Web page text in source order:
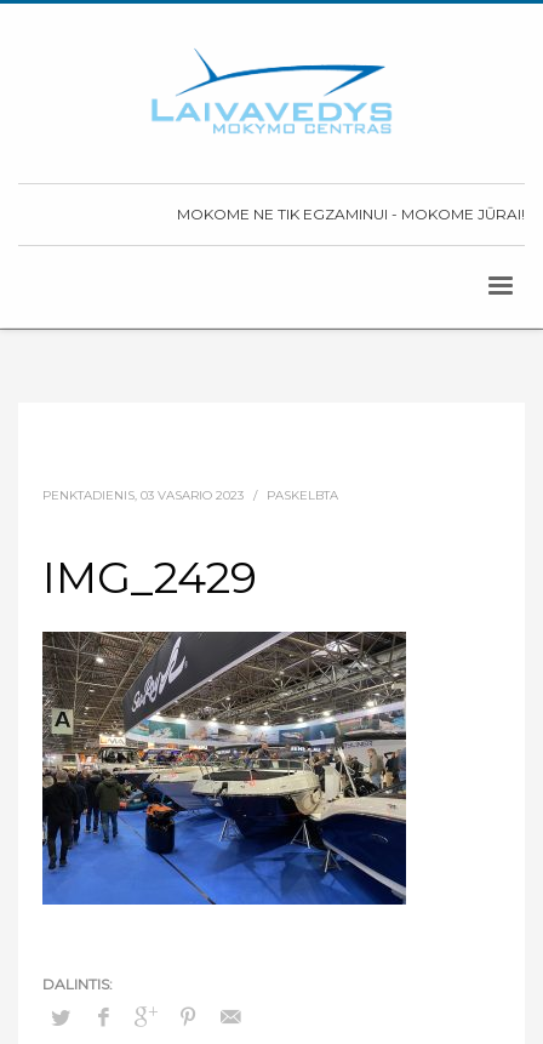
MOKOME NE TIK EGZAMINUI - MOKOME JŪRAI!
PENKTADIENIS, 03 VASARIO 2023 / PASKELBTA
IMG_2429